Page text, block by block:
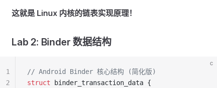
这就是 Linux 内核的链表实现原理！
Lab 2: Binder 数据结构
c
// Android Binder 核心结构 (简化版)
struct binder_transaction_data {
1
2